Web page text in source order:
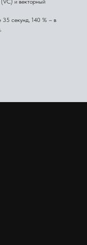
и векторный
35 секунд, 140 % – в